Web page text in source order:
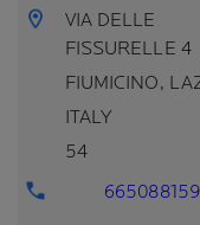
VIA DELLE
FISSURELLE 4
FIUMICINO,
ITALY
54
665088159